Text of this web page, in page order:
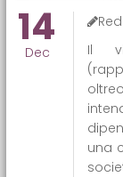
14
Dec
Il
una